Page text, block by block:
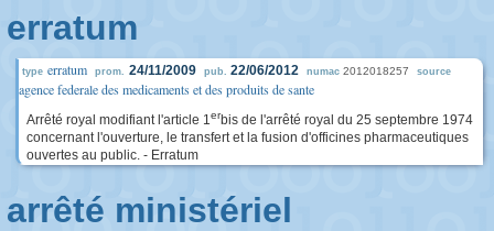
erratum
type erratum prom. 24/11/2009 pub. 22/06/2012 numac 2012018257 source
agence federale des medicaments et des produits de sante
Arrêté royal modifiant l'article 1erbis de l'arrêté royal du 25 septembre 1974
concernant l'ouverture, le transfert et la fusion d'officines pharmaceutiques
ouvertes au public. - Erratum
arrêté ministériel